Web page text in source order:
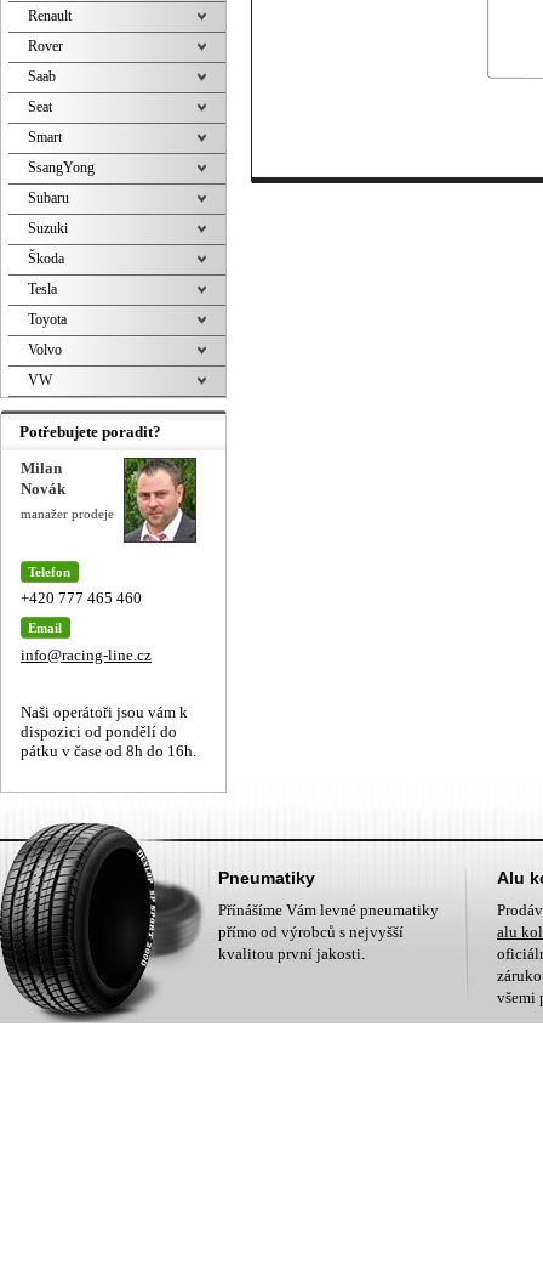
Renault
Rover
Saab
Seat
Smart
SsangYong
Subaru
Suzuki
Škoda
Tesla
Toyota
Volvo
VW
Potřebujete poradit?
Milan
Novák
manažer prodeje
Telefon
+420 777 465 460
Email
info@racing-line.cz
Naši operátoři jsou vám k
dispozici od pondělí do
pátku v čase od 8h do 16h.
Pneumatiky
Přínášíme Vám levné pneumatiky
přímo od výrobců s nejvyšší
kvalitou první jakosti.
Alu
alu
všemi